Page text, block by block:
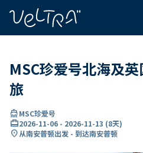
MSC珍爱号北海及
旅
directions_boatMSC珍爱号
card_travel2026-11-06 - 2026-11-13 (8天)
location_on从南安普顿出发 - 到达南安普顿